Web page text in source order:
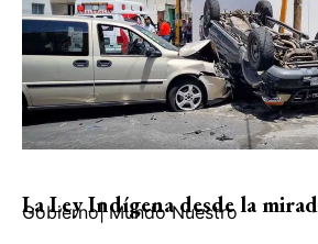
La Ley Indígena desde la
Gobierno| Mundo Nuestro